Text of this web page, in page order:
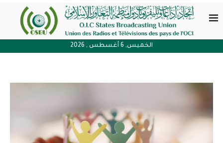
الخميس, 6 أغسطس , 2026